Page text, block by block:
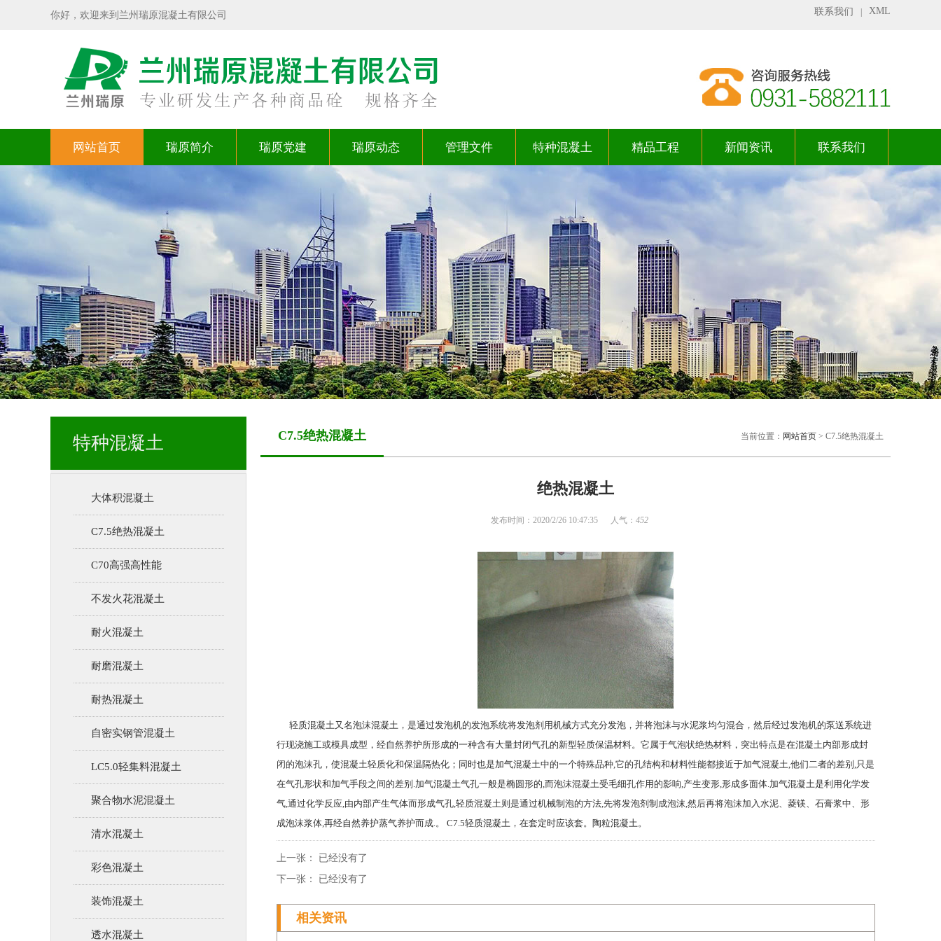
你好，欢迎来到兰州瑞原混凝土有限公司 联系我们 XML
网站首页 瑞原简介 瑞原党建 瑞原动态 管理文件 特种混凝土 精品工程 新闻资讯 联系我们
特种混凝土
大体积混凝土
C7.5绝热混凝土
C70高强高性能
不发火花混凝土
耐火混凝土
耐磨混凝土
耐热混凝土
自密实钢管混凝土
LC5.0轻集料混凝土
聚合物水泥混凝土
清水混凝土
彩色混凝土
装饰混凝土
透水混凝土
C7.5绝热混凝土 当前位置： 网站首页 > C7.5绝热混凝土
绝热混凝土
发布时间：2020/2/26 10:47:35 人气： 452
轻质混凝土又名泡沫混凝土，是通过发泡机的发泡系统将发泡剂用机械方式充分发泡，并将泡沫与水泥浆均匀混合，然后经过发泡机的泵送系统进
行现浇施工或模具成型，经自然养护所形成的一种含有大量封闭气孔的新型轻质保温材料。它属于气泡状绝热材料，突出特点是在混凝土内部形成封
闭的泡沫孔，使混凝土轻质化和保温隔热化；同时也是加气混凝土中的一个特殊品种,它的孔结构和材料性能都接近于加气混凝土,他们二者的差别,只是
在气孔形状和加气手段之间的差别.加气混凝土气孔一般是椭圆形的,而泡沫混凝土受毛细孔作用的影响,产生变形,形成多面体.加气混凝土是利用化学发
气,通过化学反应,由内部产生气体而形成气孔,轻质混凝土则是通过机械制泡的方法,先将发泡剂制成泡沫,然后再将泡沫加入水泥、菱镁、石膏浆中、形
成泡沫浆体,再经自然养护蒸气养护而成.。 C7.5轻质混凝土，在套定时应该套。陶粒混凝土。
上一张： 已经没有了
下一张： 已经没有了
相关资讯